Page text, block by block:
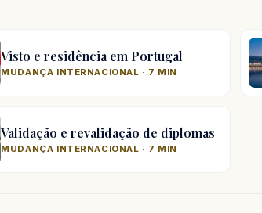
Visto e residência em Portugal
MUDANÇA INTERNACIONAL · 7 MIN
Validação e revalidação de diplomas
MUDANÇA INTERNACIONAL · 7 MIN